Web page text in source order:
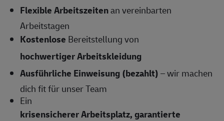
Flexible Arbeitszeitenan vereinbarten
Arbeitstagen
Kostenlose Bereitstellung von
hochwertiger Arbeitskleidung
Ausführliche Einweisung (bezahlt)– wir machen
dich fit für unser Team
Ein
krisensicherer Arbeitsplatz, garantierte